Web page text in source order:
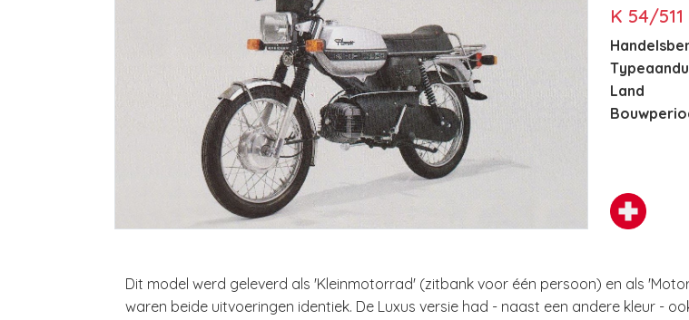
K 54/511
Land
Dit model werd geleverd als 'Kleinmotorrad' (zitbank voor één persoon) en als
waren beide uitvoeringen identiek. De Luxus versie had - naast een andere kleur -